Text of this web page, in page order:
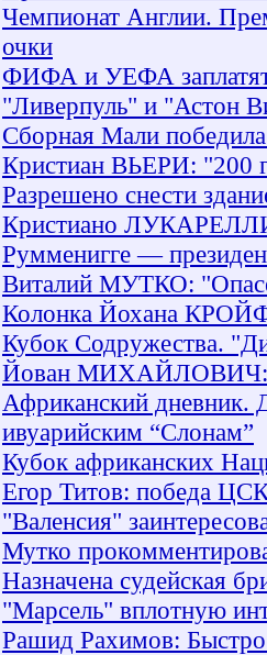
Чемпионат Англии.
очки
ФИФА и УЕФА заплатят
"Ливерпуль" и "Астон
Сборная Мали
Кристиан ВЬЕРИ: "200
Разрешено снести
Кристиано ЛУКАРЕЛЛИ:
Румменигге —
Виталий МУТКО:
Колонка Йохана
Кубок Содружества.
Йован МИХАЙЛОВИЧ:
Африканский дневник.
ивуарийским “Слонам”
Кубок африканских
Егор Титов: победа
"Валенсия"
Мутко
Назначена судейская
"Марсель" вплотную
Рашид Рахимов: Быстро